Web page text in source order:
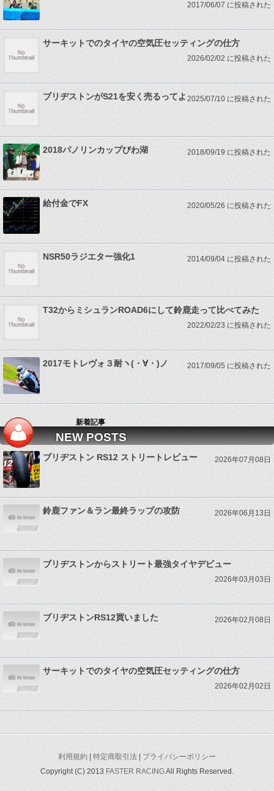
2017/06/07 に投稿された
サーキットでのタイヤの空気圧セッティングの仕方
2026/02/02 に投稿された
ブリヂストンがS21を安く売るってよ 2025/07/10 に投稿された
2018パノリンカップびわ湖 2018/09/19 に投稿された
給付金でFX 2020/05/26 に投稿された
NSR50ラジエター強化1 2014/09/04 に投稿された
T32からミシュランROAD6にして鈴鹿走って比べてみた
2022/02/23 に投稿された
2017モトレヴォ３耐ヽ(・∀・)ノ 2017/09/05 に投稿された
新着記事
NEW POSTS
ブリヂストン RS12 ストリートレビュー 2026年07月08日
鈴鹿ファン＆ラン最終ラップの攻防 2026年06月13日
ブリヂストンからストリート最強タイヤデビュー
2026年03月03日
ブリヂストンRS12買いました 2026年02月08日
サーキットでのタイヤの空気圧セッティングの仕方
2026年02月02日
利用規約 |特定商取引法 | プライバシーポリシー
Copyright (C) 2013 FASTER RACINGAll Rights Reserved.